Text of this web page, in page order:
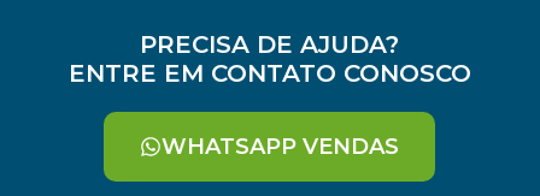
PRECISA DE AJUDA?
ENTRE EM CONTATO CONOSCO
WHATSAPP VENDAS